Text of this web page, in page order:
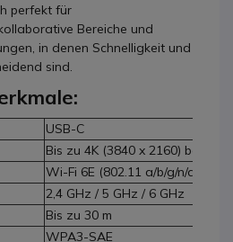
perfekt für
Bereiche und
in denen Schnelligkeit und
sind.
USB-C
Bis zu 4K (3840 x 2160) bei 30
Wi-Fi 6E (802.11 a/b/g/n/ac/ax)
2,4 GHz / 5 GHz / 6 GHz
Bis zu 30 m
WPA3-SAE